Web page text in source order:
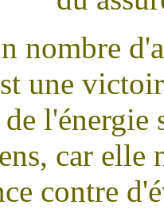
nombre
une
l'énergie
car elle
contre